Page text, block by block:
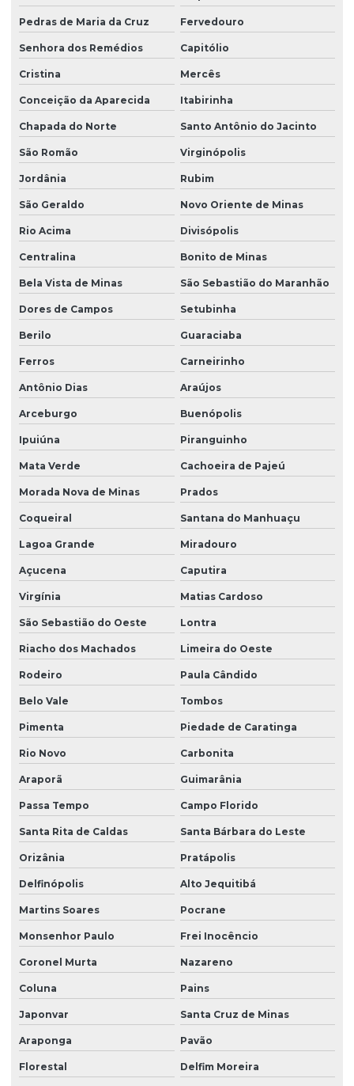
Pedras de Maria da Cruz Fervedouro
Senhora dos Remédios Capitólio
Cristina Mercês
Conceição da Aparecida Itabirinha
Chapada do Norte Santo Antônio do Jacinto
São Romão Virginópolis
Jordânia Rubim
São Geraldo Novo Oriente de Minas
Rio Acima Divisópolis
Centralina Bonito de Minas
Bela Vista de Minas São Sebastião do Maranhão
Dores de Campos Setubinha
Berilo Guaraciaba
Ferros Carneirinho
Antônio Dias Araújos
Arceburgo Buenópolis
Ipuiúna Piranguinho
Mata Verde Cachoeira de Pajeú
Morada Nova de Minas Prados
Coqueiral Santana do Manhuaçu
Lagoa Grande Miradouro
Açucena Caputira
Virgínia Matias Cardoso
São Sebastião do Oeste Lontra
Riacho dos Machados Limeira do Oeste
Rodeiro Paula Cândido
Belo Vale Tombos
Pimenta Piedade de Caratinga
Rio Novo Carbonita
Araporã Guimarânia
Passa Tempo Campo Florido
Santa Rita de Caldas Santa Bárbara do Leste
Orizânia Pratápolis
Delfinópolis Alto Jequitibá
Martins Soares Pocrane
Monsenhor Paulo Frei Inocêncio
Coronel Murta Nazareno
Coluna Pains
Japonvar Santa Cruz de Minas
Araponga Pavão
Florestal Delfim Moreira